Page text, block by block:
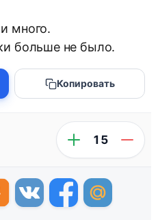
много.
больше не было.
Копировать
15